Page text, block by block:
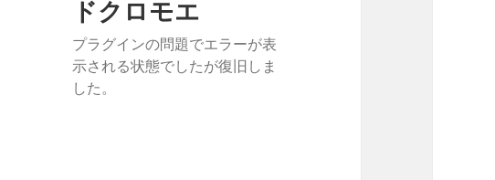
ドクロモエ
プラグインの問題でエラーが表
示される状態でしたが復旧しま
した。